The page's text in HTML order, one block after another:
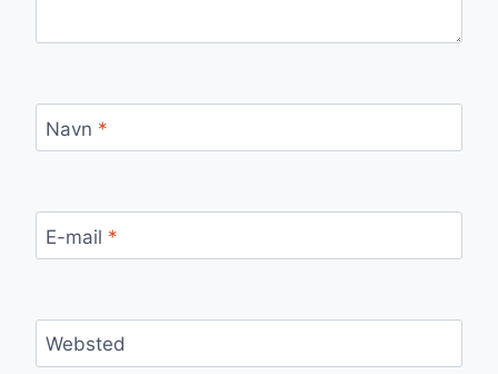
Navn *
E-mail *
Websted